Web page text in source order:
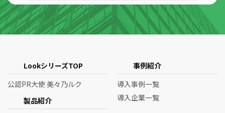
LookシリーズTOP
公認PR大使 美々乃ルク
製品紹介
事例紹介
導入事例一覧
導入企業一覧